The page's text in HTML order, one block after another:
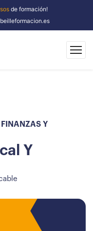
de formación!
FINANZAS Y
Y